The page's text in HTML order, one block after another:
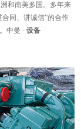
和南美多国。多年来
同、讲诚信”的合作
中曼 ·设备